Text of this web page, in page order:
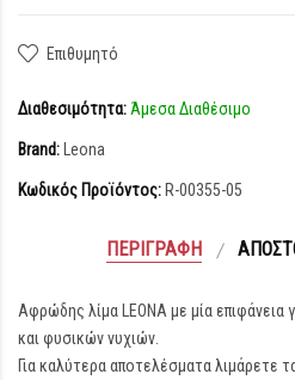
Επιθυμητό
Διαθεσιμότητα: Άμεσα Διαθέσιμο
Brand: Leona
Κωδικός Προϊόντος: R-00355-05
ΠΕΡΙΓΡΑΦΉ
Αφρώδης λίμα LEONA με μία επιφάνεια
και φυσικών νυχιών.
Για καλύτερα αποτελέσματα λιμάρετε